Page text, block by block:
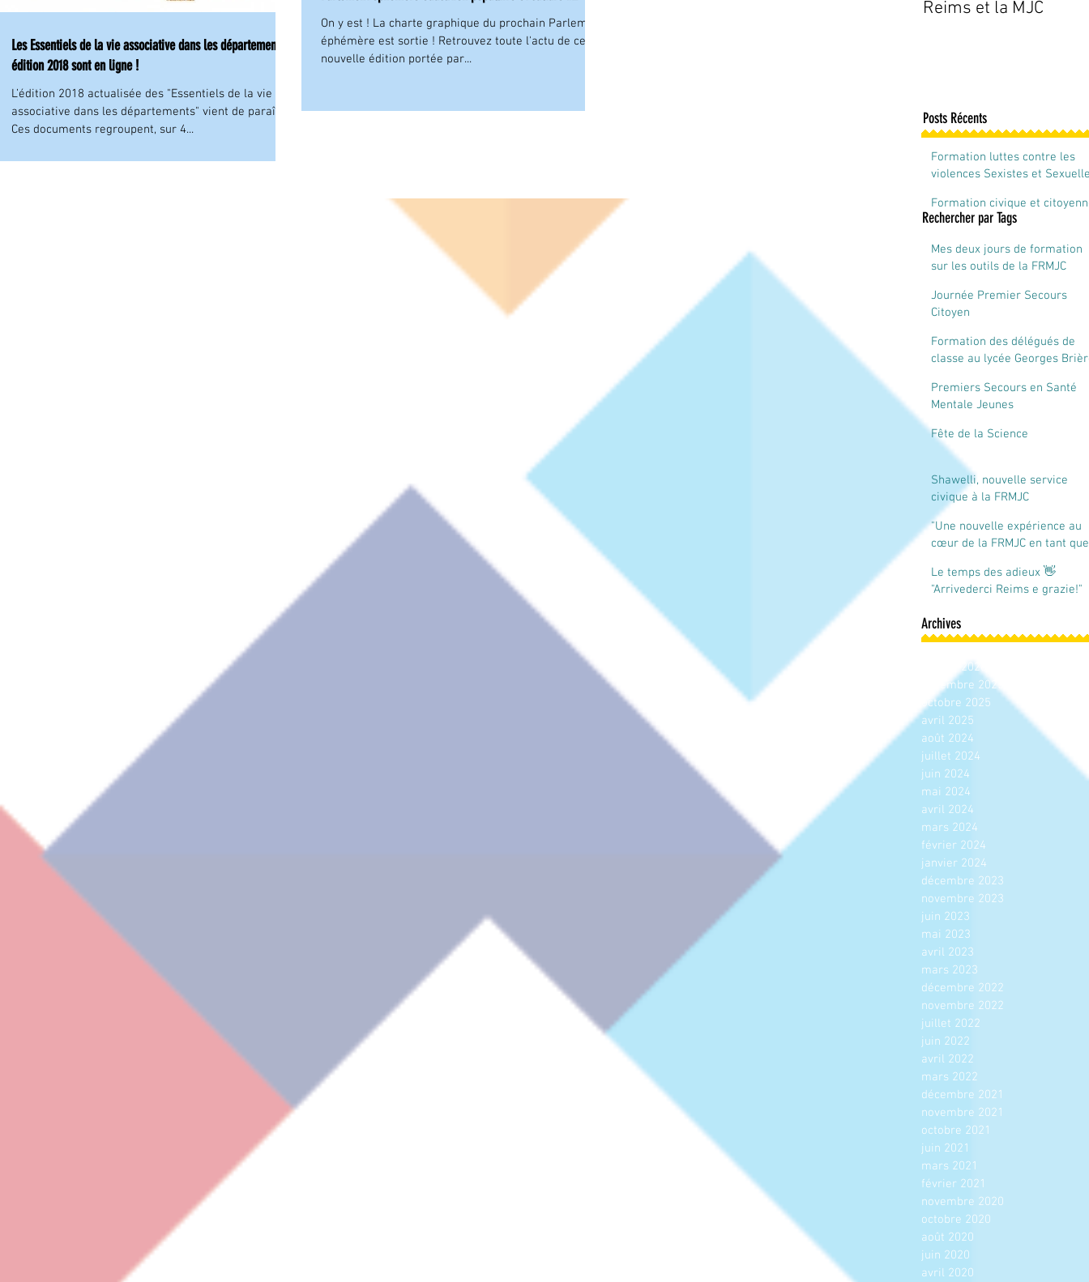
Les Essentiels de la vie associative dans les départements -
édition 2018 sont en ligne !
L’édition 2018 actualisée des "Essentiels de la vie
associative dans les départements" vient de paraître.
Ces documents regroupent, sur 4...
On y est ! La charte graphique du prochain Parlement
éphémère est sortie ! Retrouvez toute l'actu de cette
nouvelle édition portée par...
Reims et la MJC
Posts Récents
Formation luttes contre les
violences Sexistes et
Formation civique et
Mes deux jours de formation
sur les outils de la FRMJC
Journée Premier Secours
Citoyen
Formation des délégués de
classe au lycée Georges
Premiers Secours en Santé
Mentale Jeunes
Fête de la Science
Shawelli, nouvelle service
civique à la FRMJC
Champagne-Ardenne
"Une nouvelle expérience au
cœur de la FRMJC en tant que
Le temps des adieux 👋
"Arrivederci Reims e grazie!"
Archives
janvier 2026
décembre 2025
octobre 2025
avril 2025
août 2024
juillet 2024
juin 2024
mai 2024
avril 2024
mars 2024
février 2024
janvier 2024
décembre 2023
novembre 2023
juin 2023
mai 2023
avril 2023
mars 2023
décembre 2022
novembre 2022
juillet 2022
juin 2022
avril 2022
mars 2022
décembre 2021
novembre 2021
octobre 2021
juin 2021
mars 2021
février 2021
novembre 2020
octobre 2020
août 2020
juin 2020
avril 2020
Rechercher par Tags